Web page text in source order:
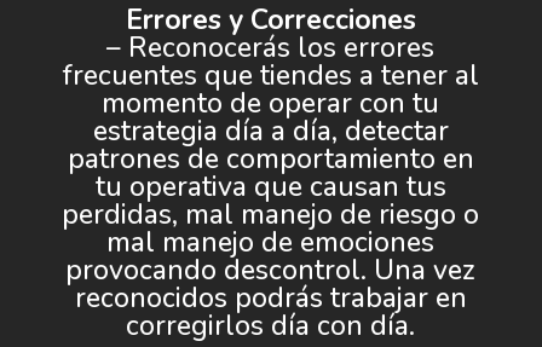
Errores y Correcciones
– Reconocerás los errores
frecuentes que tiendes a tener al
momento de operar con tu
estrategia día a día, detectar
patrones de comportamiento en
tu operativa que causan tus
perdidas, mal manejo de riesgo o
mal manejo de emociones
provocando descontrol. Una vez
reconocidos podrás trabajar en
corregirlos día con día.